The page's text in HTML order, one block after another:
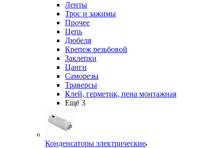
Ленты
Трос и зажимы
Прочее
Цепь
Дюбеля
Крепеж резьбовой
Заклепки
Цанги
Саморезы
Траверсы
Клей, герметик, пена монтажная
Ещё 3
Конденсаторы электрические